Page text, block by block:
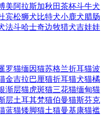
美阿拉斯加秋田茶杯斗牛犬
宾松狮犬比特犬小鹿犬腊肠
法斗哈士奇边牧猎犬吉娃娃
罗猫缅因猫苏格兰折耳猫波
金吉拉巴厘猫折耳猫犬猫橘
渐层猫虎斑猫三花猫缅甸猫
层土耳其梵猫伯曼猫斯芬克
蓝猫矮脚猫土猫曼基康猫褴